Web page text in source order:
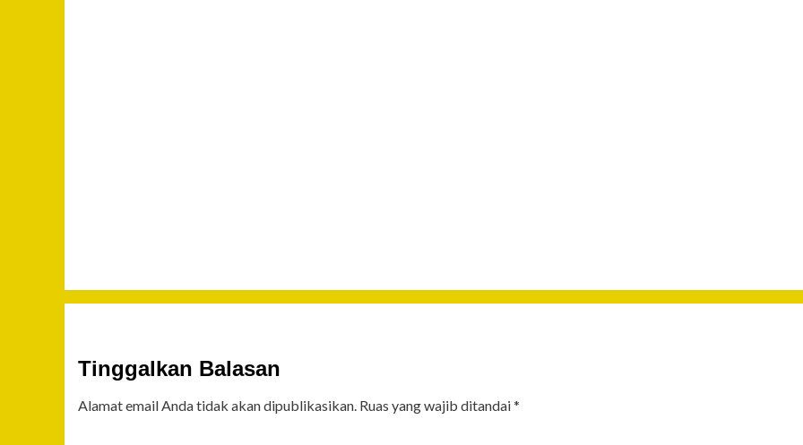
Tinggalkan Balasan
Alamat email Anda tidak akan dipublikasikan. Ruas yang wajib ditandai*